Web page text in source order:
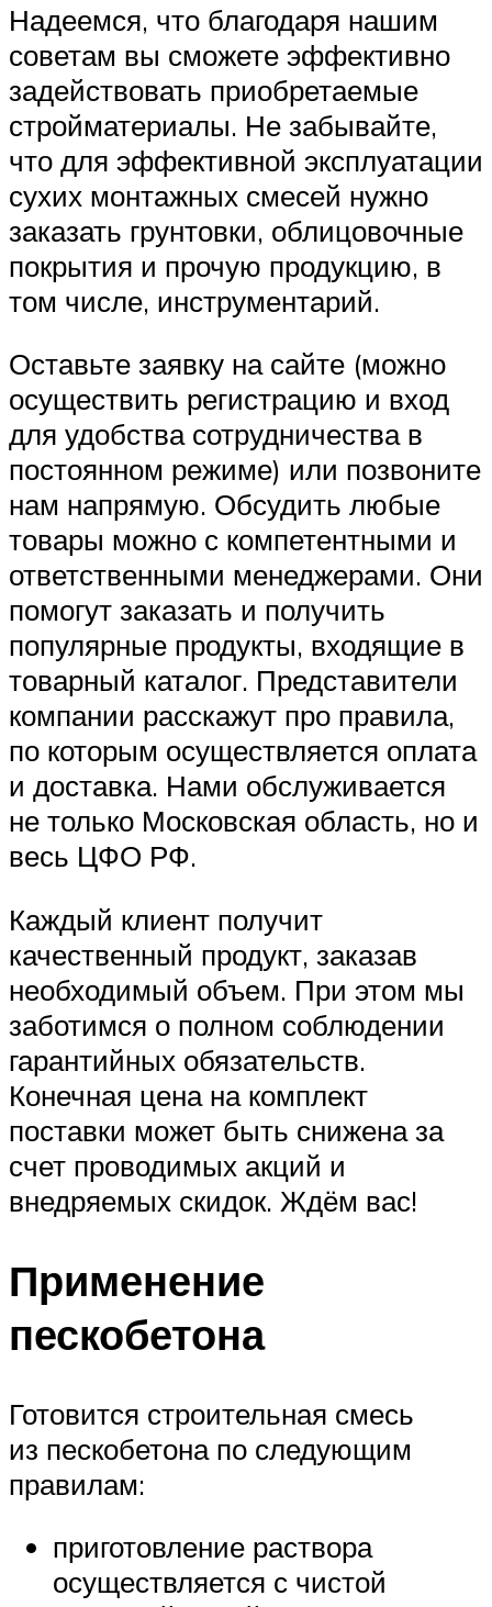
Надеемся, что благодаря нашим
советам вы сможете эффективно
задействовать приобретаемые
стройматериалы. Не забывайте,
что для эффективной эксплуатации
сухих монтажных смесей нужно
заказать грунтовки, облицовочные
покрытия и прочую продукцию, в
том числе, инструментарий.
Оставьте заявку на сайте (можно
осуществить регистрацию и вход
для удобства сотрудничества в
постоянном режиме) или позвоните
нам напрямую. Обсудить любые
товары можно с компетентными и
ответственными менеджерами. Они
помогут заказать и получить
популярные продукты, входящие в
товарный каталог. Представители
компании расскажут про правила,
по которым осуществляется оплата
и доставка. Нами обслуживается
не только Московская область, но и
весь ЦФО РФ.
Каждый клиент получит
качественный продукт, заказав
необходимый объем. При этом мы
заботимся о полном соблюдении
гарантийных обязательств.
Конечная цена на комплект
поставки может быть снижена за
счет проводимых акций и
внедряемых скидок. Ждём вас!
Применение
пескобетона
Готовится строительная смесь
из пескобетона по следующим
правилам:
приготовление раствора
осуществляется с чистой